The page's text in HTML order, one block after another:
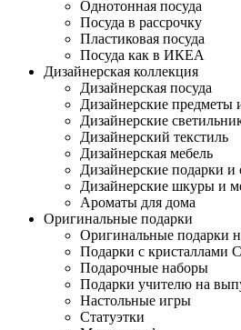
Однотонная посуда
Посуда в рассрочку
Пластиковая посуда
Посуда как в ИКЕА
Дизайнерская коллекция
Дизайнерская посуда
Дизайнерские предметы
Дизайнерские
Дизайнерский текстиль
Дизайнерская мебель
Дизайнерские подарки и
Дизайнерские шкуры и
Ароматы для дома
Оригинальные подарки
Оригинальные подарки
Подарки с кристаллами
Подарочные наборы
Подарки учителю на
Настольные игры
Статуэтки